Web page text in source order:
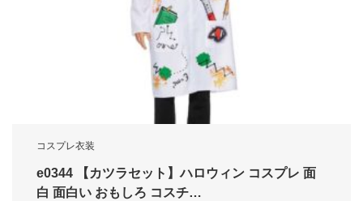
コスプレ衣装
e0344 【カツラセット】ハロウィン コスプレ 面
白 面白い おもしろ コスチ…